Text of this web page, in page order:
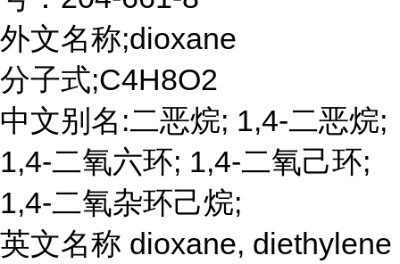
外文名称;dioxane
分子式;C4H8O2
中文别名:二恶烷; 1,4-二恶烷;
1,4-二氧六环; 1,4-二氧己环;
1,4-二氧杂环己烷;
英文名称 dioxane, diethylene